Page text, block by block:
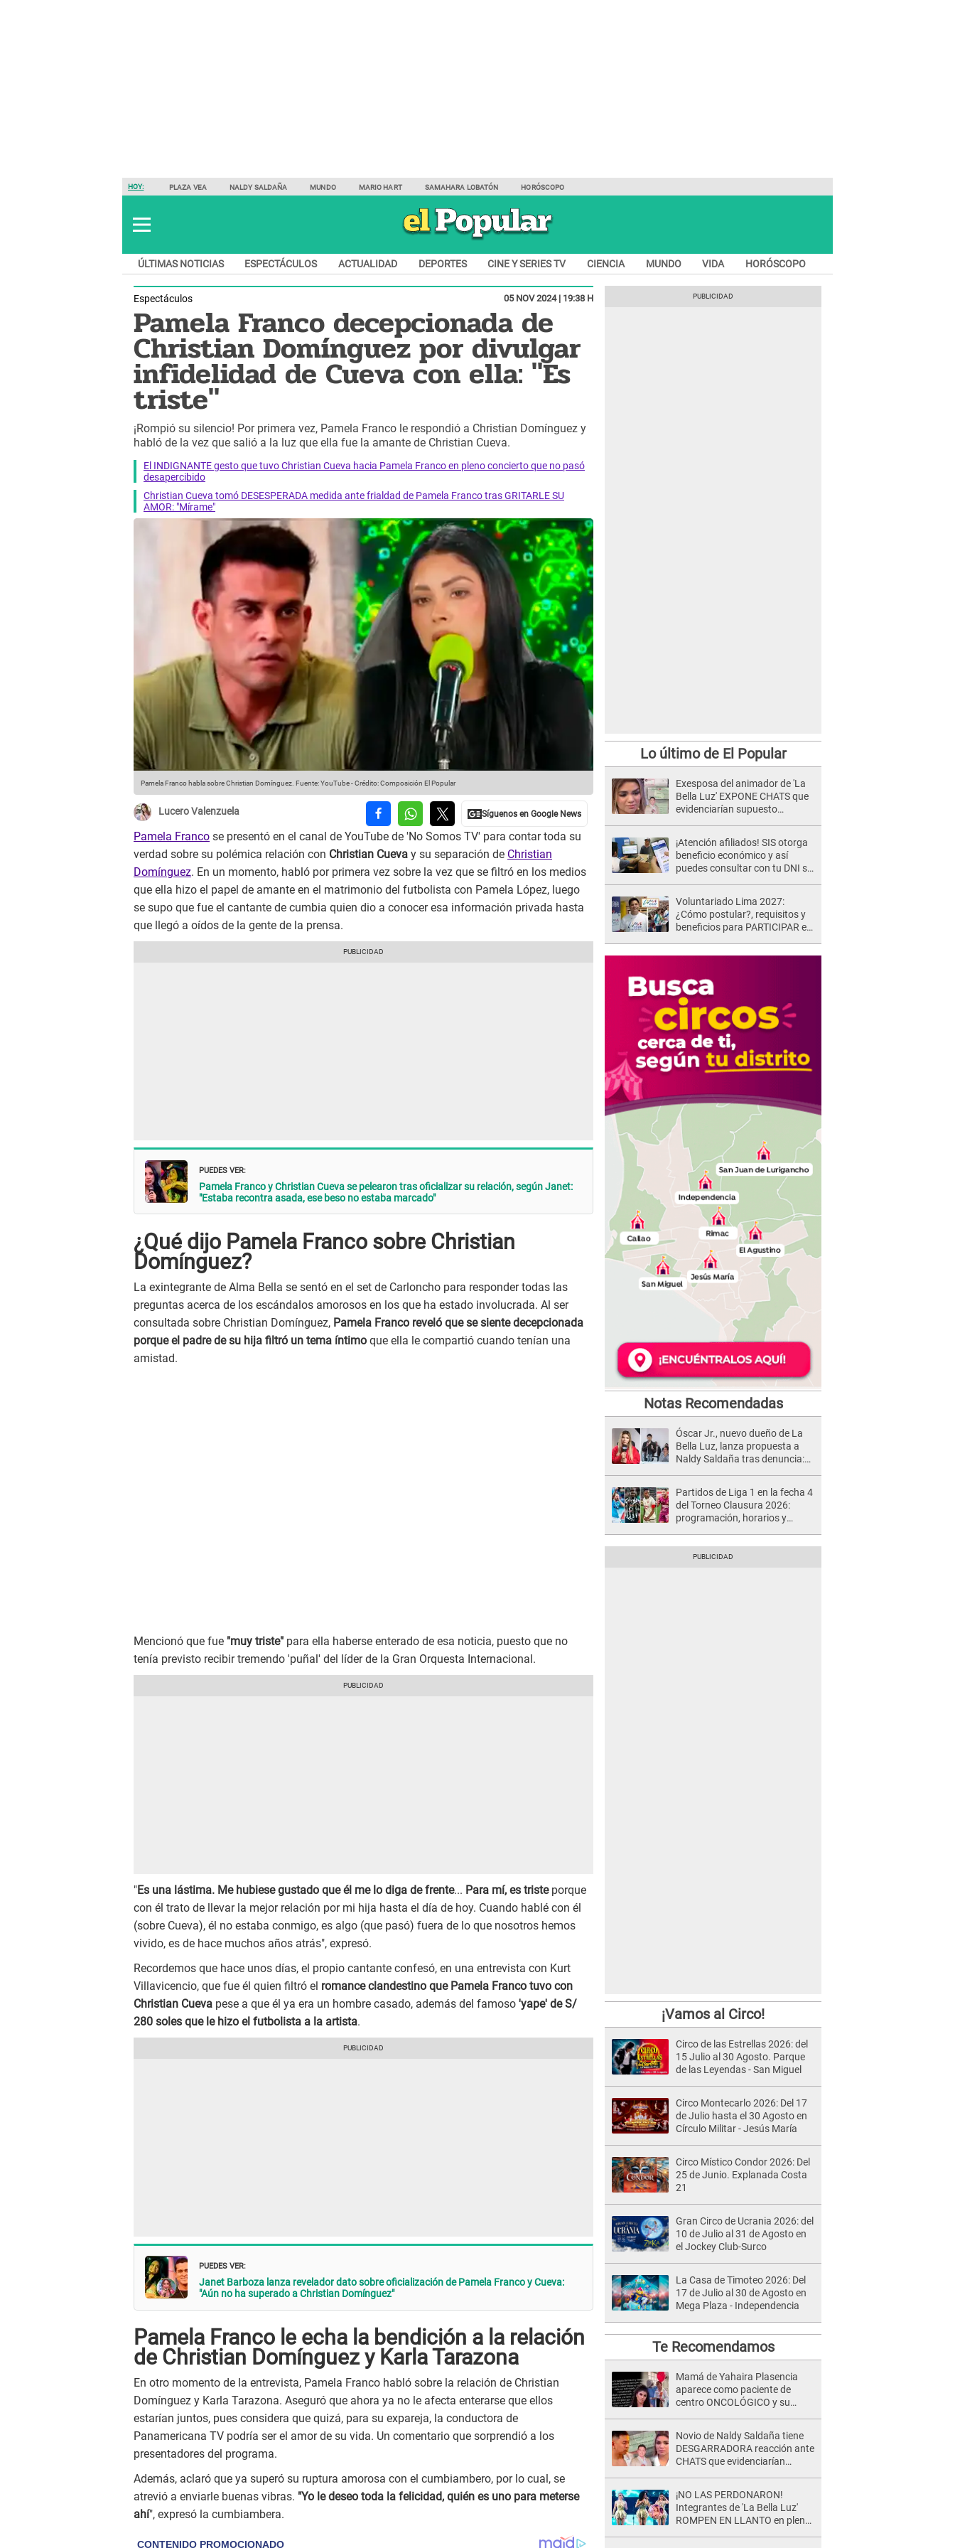
HOY: PLAZA VEA NALDY SALDAÑA MUNDO MARIO HART SAMAHARA LOBATÓN HORÓSCOPO
ÚLTIMAS NOTICIAS ESPECTÁCULOS ACTUALIDAD DEPORTES CINE Y SERIES TV CIENCIA MUNDO VIDA HORÓSCOPO
Espectáculos 05 NOV 2024 | 19:38 H
Pamela Franco decepcionada de
Christian Domínguez por divulgar
infidelidad de Cueva con ella: "Es
triste"
¡Rompió su silencio! Por primera vez, Pamela Franco le respondió a Christian Domínguez y
habló de la vez que salió a la luz que ella fue la amante de Christian Cueva.
El INDIGNANTE gesto que tuvo Christian Cueva hacia Pamela Franco en pleno concierto que no pasó
desapercibido
Christian Cueva tomó DESESPERADA medida ante frialdad de Pamela Franco tras GRITARLE SU
AMOR: "Mírame"
Pamela Franco habla sobre Christian Domínguez. Fuente: YouTube-Crédito: Composición El Popular
Lucero Valenzuela
Pamela Franco se presentó en el canal de YouTube de 'No Somos TV' para contar toda su
verdad sobre su polémica relación con Christian Cueva y su separación de Christian
Domínguez. En un momento, habló por primera vez sobre la vez que se filtró en los medios
que ella hizo el papel de amante en el matrimonio del futbolista con Pamela López, luego
se supo que fue el cantante de cumbia quien dio a conocer esa información privada hasta
que llegó a oídos de la gente de la prensa.
PUEDES VER:
Pamela Franco y Christian Cueva se pelearon tras oficializar su relación, según Janet:
"Estaba recontra asada, ese beso no estaba marcado"
¿Qué dijo Pamela Franco sobre Christian
Domínguez?
La exintegrante de Alma Bella se sentó en el set de Carloncho para responder todas las
preguntas acerca de los escándalos amorosos en los que ha estado involucrada. Al ser
consultada sobre Christian Domínguez, Pamela Franco reveló que se siente decepcionada
porque el padre de su hija filtró un tema íntimo que ella le compartió cuando tenían una
amistad.
Mencionó que fue "muy triste" para ella haberse enterado de esa noticia, puesto que no
tenía previsto recibir tremendo 'puñal' del líder de la Gran Orquesta Internacional.
"Es una lástima. Me hubiese gustado que él me lo diga de frente... Para mí, es triste porque
con él trato de llevar la mejor relación por mi hija hasta el día de hoy. Cuando hablé con él
(sobre Cueva), él no estaba conmigo, es algo (que pasó) fuera de lo que nosotros hemos
vivido, es de hace muchos años atrás", expresó.
Recordemos que hace unos días, el propio cantante confesó, en una entrevista con Kurt
Villavicencio, que fue él quien filtró el romance clandestino que Pamela Franco tuvo con
Christian Cueva pese a que él ya era un hombre casado, además del famoso 'yape' de S/
280 soles que le hizo el futbolista a la artista.
PUEDES VER:
Janet Barboza lanza revelador dato sobre oficialización de Pamela Franco y Cueva:
"Aún no ha superado a Christian Domínguez"
Pamela Franco le echa la bendición a la relación
de Christian Domínguez y Karla Tarazona
En otro momento de la entrevista, Pamela Franco habló sobre la relación de Christian
Domínguez y Karla Tarazona. Aseguró que ahora ya no le afecta enterarse que ellos
estarían juntos, pues considera que quizá, para su expareja, la conductora de
Panamericana TV podría ser el amor de su vida. Un comentario que sorprendió a los
presentadores del programa.
Además, aclaró que ya superó su ruptura amorosa con el cumbiambero, por lo cual, se
atrevió a enviarle buenas vibras. "Yo le deseo toda la felicidad, quién es uno para meterse
ahí", expresó la cumbiambera.
Lo último de El Popular
Exesposa del animador de 'La
Bella Luz' EXPONE CHATS que
evidenciarían supuesto
¡Atención afiliados! SIS otorga
beneficio económico y así
puedes consultar con tu DNI si
Voluntariado Lima 2027:
¿Cómo postular?, requisitos y
beneficios para PARTICIPAR en
Notas Recomendadas
Óscar Jr., nuevo dueño de La
Bella Luz, lanza propuesta a
Naldy Saldaña tras denuncia:
Partidos de Liga 1 en la fecha 4
del Torneo Clausura 2026:
programación, horarios y
¡Vamos al Circo!
Circo de las Estrellas 2026: del
15 Julio al 30 Agosto. Parque
de las Leyendas - San Miguel
Circo Montecarlo 2026: Del 17
de Julio hasta el 30 Agosto en
Círculo Militar - Jesús María
Circo Místico Condor 2026: Del
25 de Junio. Explanada Costa
21
Gran Circo de Ucrania 2026: del
10 de Julio al 31 de Agosto en
el Jockey Club-Surco
La Casa de Timoteo 2026: Del
17 de Julio al 30 de Agosto en
Mega Plaza - Independencia
Te Recomendamos
Mamá de Yahaira Plasencia
aparece como paciente de
centro ONCOLÓGICO y su
Novio de Naldy Saldaña tiene
DESGARRADORA reacción ante
CHATS que evidenciarían
¡NO LAS PERDONARON!
Integrantes de 'La Bella Luz'
ROMPEN EN LLANTO en pleno